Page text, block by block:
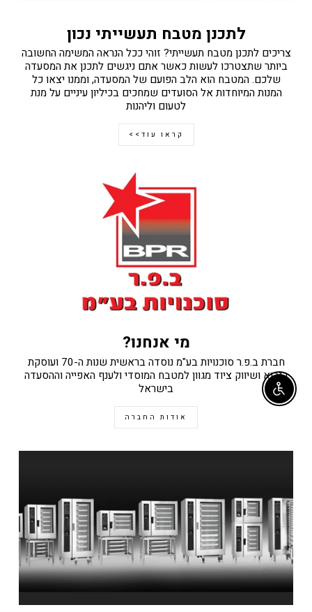
לתכנן מטבח תעשייתי נכון
צריכים לתכנן מטבח תעשייתי? זוהי ככל הנראה המשימה החשובה
ביותר שתצטרכו לעשות כאשר אתם ניגשים לתכנן את המסעדה
שלכם. המטבח הוא הלב הפועם של המסעדה, וממנו יצאו כל
המנות המיוחדות אל הסועדים שמחכים בכיליון עיניים על מנת
לטעום וליהנות
קראו עוד>>
מי אנחנו?
חברת ב.פ.ר סוכנויות בע"מ נוסדה בראשית שנות ה-70 ועוסקת
ביבוא ושיווק ציוד מגוון למטבח המוסדי ולענף האפייה וההסעדה
בישראל
אודות החברה
Enable accessibility